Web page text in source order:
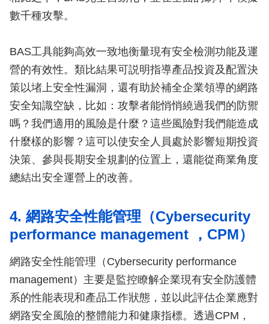
數千種攻擊。
BAS工具能夠高效一致地衡量現有安全檢測功能及運
營的有效性。類比結果可説明指導產品投資及配置決
策以堵上安全性漏洞，還有助於補全企業領導的網路
安全知識空缺，比如：攻擊者能悄悄繞過我們的防禦
嗎？我們適用的風險是什麼？這些風險對我們能造成
什麼樣的影響？這可以使安全人員處於影響短期投資
決策、參與長期安全規劃的位置上，還能從商業角度
總結出安全運營上的改善。
4. 網路安全性能管理（Cybersecurity
performance management ，CPM）
網路安全性能管理（Cybersecurity performance
management）主要是監控瞭解企業現有安全防護體
系的性能表現和產品工作狀態，並以此評估企業應對
網路安全風險的整體能力和健康指標。透過CPM，